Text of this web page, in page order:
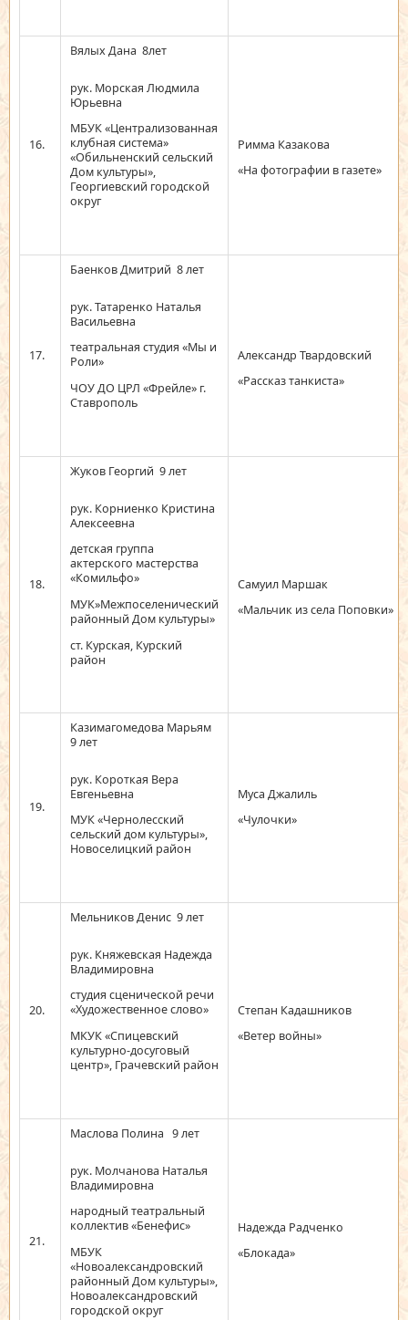
16.
Вялых Дана 8лет
рук. Морская Людмила
Юрьевна
МБУК «Централизованная
клубная система»
«Обильненский сельский
Дом культуры»,
Георгиевский городской
округ
Римма Казакова
«На фотографии в газете»
17.
Баенков Дмитрий 8 лет
рук. Татаренко Наталья
Васильевна
театральная студия «Мы и
Роли»
ЧОУ ДО ЦРЛ «Фрейле» г.
Ставрополь
Александр Твардовский
«Рассказ танкиста»
18.
Жуков Георгий 9 лет
рук. Корниенко Кристина
Алексеевна
детская группа
актерского мастерства
«Комильфо»
МУК»Межпоселенический
районный Дом культуры»
ст. Курская, Курский
район
Самуил Маршак
«Мальчик из села Поповки»
19.
Казимагомедова Марьям
9 лет
рук. Короткая Вера
Евгеньевна
МУК «Чернолесский
сельский дом культуры»,
Новоселицкий район
Муса Джалиль
«Чулочки»
20.
Мельников Денис 9 лет
рук. Княжевская Надежда
Владимировна
студия сценической речи
«Художественное слово»
МКУК «Спицевский
культурно-досуговый
центр», Грачевский район
Степан Кадашников
«Ветер войны»
21.
Маслова Полина 9 лет
рук. Молчанова Наталья
Владимировна
народный театральный
коллектив «Бенефис»
МБУК
«Новоалександровский
районный Дом культуры»,
Новоалександровский
городской округ
Надежда Радченко
«Блокада»